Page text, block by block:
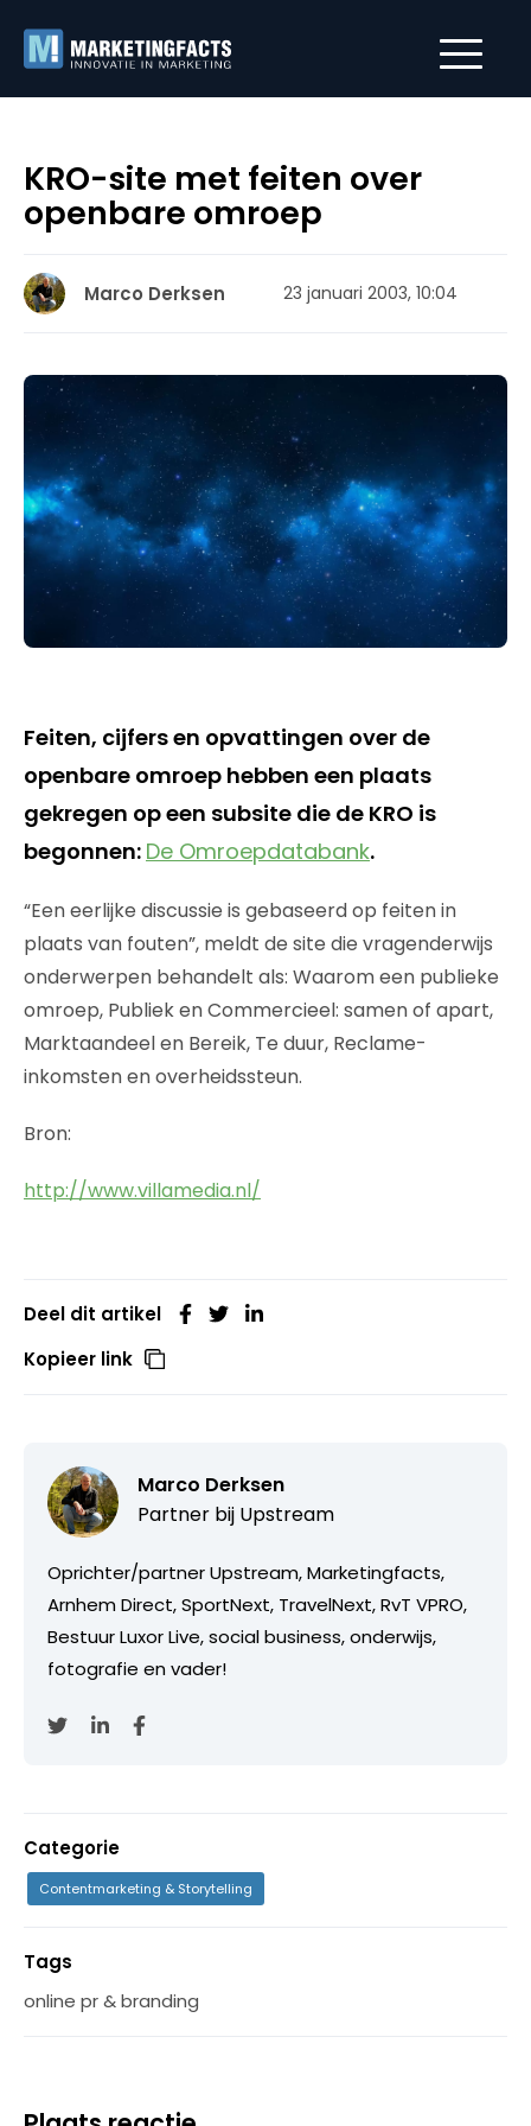
KRO-site met feiten over
openbare omroep
Marco Derksen 23 januari 2003, 10:04
Feiten, cijfers en opvattingen over de
openbare omroep hebben een plaats
gekregen op een subsite die de KRO is
begonnen: De Omroepdatabank.
“Een eerlijke discussie is gebaseerd op feiten in
plaats van fouten”, meldt de site die vragenderwijs
onderwerpen behandelt als: Waarom een publieke
omroep, Publiek en Commercieel: samen of apart,
Marktaandeel en Bereik, Te duur, Reclame-
inkomsten en overheidssteun.
Bron:
http://www.villamedia.nl/
Deel dit artikel
Kopieer link
Marco Derksen
Partner bij Upstream
Oprichter/partner Upstream, Marketingfacts,
Arnhem Direct, SportNext, TravelNext, RvT VPRO,
Bestuur Luxor Live, social business, onderwijs,
fotografie en vader!
Categorie
Contentmarketing & Storytelling
Tags
online pr & branding